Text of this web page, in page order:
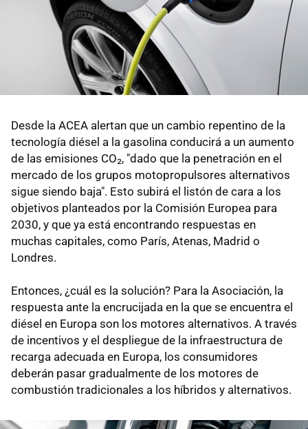
Desde la ACEA alertan que un cambio repentino de la
tecnología diésel a la gasolina conducirá a un aumento
de las emisiones CO₂, "dado que la penetración en el
mercado de los grupos motopropulsores alternativos
sigue siendo baja". Esto subirá el listón de cara a los
objetivos planteados por la Comisión Europea para
2030, y que ya está encontrando respuestas en
muchas capitales, como París, Atenas, Madrid o
Londres.
Entonces, ¿cuál es la solución? Para la Asociación, la
respuesta ante la encrucijada en la que se encuentra el
diésel en Europa son los motores alternativos. A través
de incentivos y el despliegue de la infraestructura de
recarga adecuada en Europa, los consumidores
deberán pasar gradualmente de los motores de
combustión tradicionales a los híbridos y alternativos.